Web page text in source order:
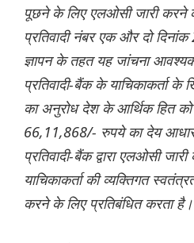
पूछने के लिए एलओसी जारी करने
प्रतिवादी नंबर एक और दो
ज्ञापन के तहत यह जांचना
प्रतिवादी-बैंक के याचिकाकर्ता
का अनुरोध देश के आर्थिक हित
66,11,868/- रुपये का देय आधार
प्रतिवादी-बैंक द्वारा एलओसी
याचिकाकर्ता की व्यक्तिगत
करने के लिए प्रतिबंधित करता